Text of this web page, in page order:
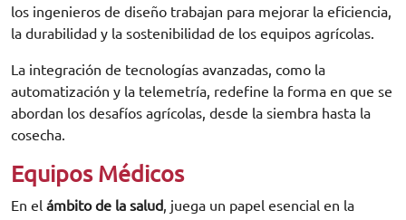
los ingenieros de diseño trabajan para mejorar la eficiencia,
la durabilidad y la sostenibilidad de los equipos agrícolas.
La integración de tecnologías avanzadas, como la
automatización y la telemetría, redefine la forma en que se
abordan los desafíos agrícolas, desde la siembra hasta la
cosecha.
Equipos Médicos
En el ámbito de la salud, juega un papel esencial en la